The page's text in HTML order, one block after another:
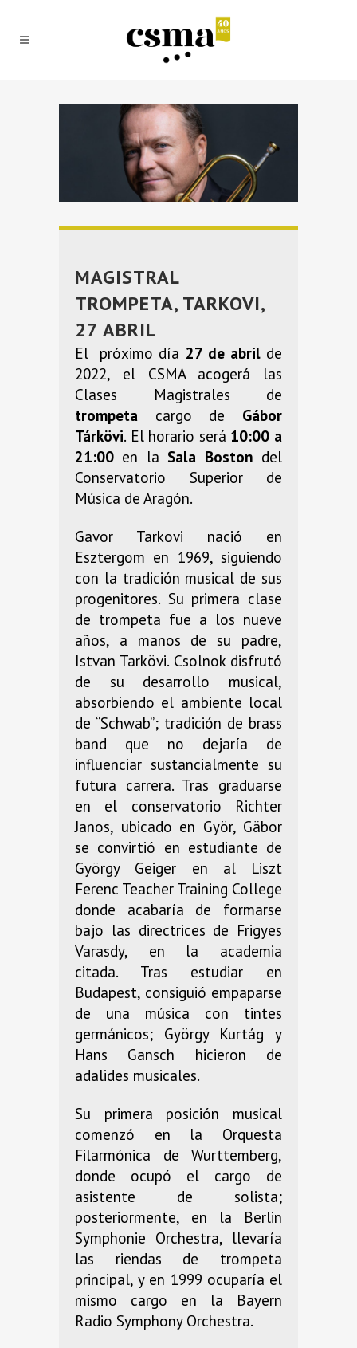
MAGISTRAL
TROMPETA, TARKOVI,
27 ABRIL
El próximo día 27 de abrilde
2022, el CSMA acogerá las
Clases Magistrales de
trompeta cargo de Gábor
Tárkövi. El horario será 10:00 a
21:00 en la Sala Boston del
Conservatorio Superior de
Música de Aragón.
Gavor Tarkovi nació en
Esztergom en 1969, siguiendo
con la tradición musical de sus
progenitores. Su primera clase
de trompeta fue a los nueve
años, a manos de su padre,
Istvan Tarkövi. Csolnok disfrutó
de su desarrollo musical,
absorbiendo el ambiente local
de “Schwab”; tradición de brass
band que no dejaría de
influenciar sustancialmente su
futura carrera. Tras graduarse
en el conservatorio Richter
Janos, ubicado en Györ, Gäbor
se convirtió en estudiante de
György Geiger en al Liszt
Ferenc Teacher Training College
donde acabaría de formarse
bajo las directrices de Frigyes
Varasdy, en la academia
citada. Tras estudiar en
Budapest, consiguió empaparse
de una música con tintes
germánicos; György Kurtág y
Hans Gansch hicieron de
adalides musicales.
Su primera posición musical
comenzó en la Orquesta
Filarmónica de Wurttemberg,
donde ocupó el cargo de
asistente de solista;
posteriormente, en la Berlin
Symphonie Orchestra, llevaría
las riendas de trompeta
principal, y en 1999 ocuparía el
mismo cargo en la Bayern
Radio Symphony Orchestra.